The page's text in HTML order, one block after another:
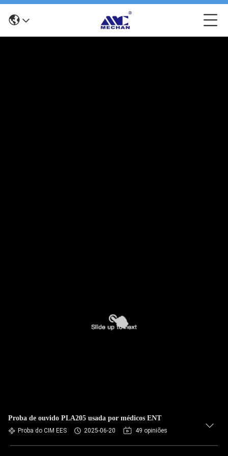
Proba de ouvido PLA205 usada por médicos ENT
Proba do CIM EES 2025-06-20 49 opiniões